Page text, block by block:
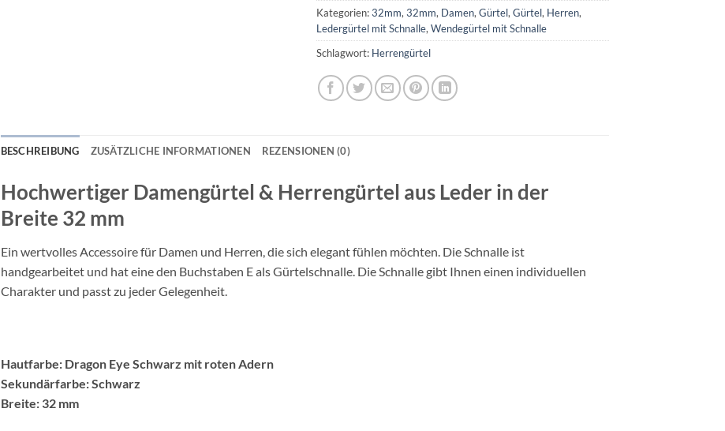
Kategorien:32mm,32mm, Damen,Gürtel,Gürtel, Herren,
Ledergürtel mit Schnalle,Wendegürtel mit Schnalle
Schlagwort: Herrengürtel
BESCHREIBUNG ZUSÄTZLICHE INFORMATIONEN REZENSIONEN (0)
Hochwertiger Damengürtel & Herrengürtel aus Leder in der
Breite 32 mm
Ein wertvolles Accessoire für Damen und Herren, die sich elegant fühlen möchten. Die Schnalle ist
handgearbeitet und hat eine den Buchstaben E als Gürtelschnalle. Die Schnalle gibt Ihnen einen individuellen
Charakter und passt zu jeder Gelegenheit.
Hautfarbe: Dragon Eye Schwarz mit roten Adern
Sekundärfarbe: Schwarz
Breite: 32 mm